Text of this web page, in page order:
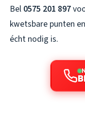
Bel 0575 201 897
kwetsbare punten
écht nodig is.